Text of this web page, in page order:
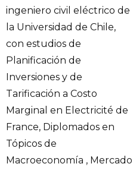
ingeniero civil eléctrico de
la Universidad de Chile,
con estudios de
Planificación de
Inversiones y de
Tarificación a Costo
Marginal en Electricité de
France, Diplomados en
Tópicos de
Macroeconomía , Mercado